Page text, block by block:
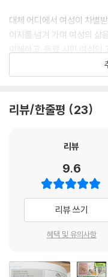
라 여기는 남편의 태도가 부
를 지향한다 생각하는 남편
제도 안에서는 불평등과 불
“초장에 확 눌러야” 한다거
어”하는 친구들에 비해 ‘정
황. 사소한 일들로 날마다 전
혜원] 결혼하고 모든 게 처
널 보면서 더 외로워지더라.
은홍] 아무래도 시댁이든
을 요구하지. 알면서도 그리
혜원] 남자 여자 남편 아내.
해. 난 네가 페미니스트가
은홍] 어렵지 않아! 이제부
대체 어디에서 여성이 차별
이지를 넘겨 가며 여성의 삶
이해하고, 동료 시민 여성
꾸는 데 힘을 모으면 좋겠다
유롭고 스스로 행복할 수 있
를 잘 보여주는 작품이다.
자유롭지 못하다는 것, ‘이
도면 나는 페미니스트’라
별이 시작된다는 것이다.
리뷰/한줄평 23
리뷰
9.6
리뷰 쓰기
혜택 및 유의사항